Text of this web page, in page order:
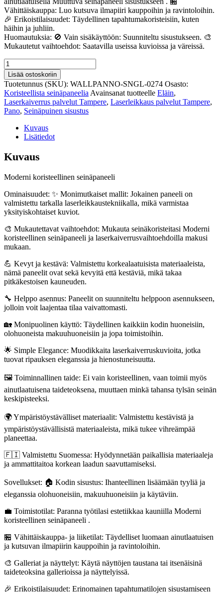
Vähittäiskauppa: Luo kutsuva ilmapiiri kauppoihin ja ravintoloihin.
🎉 Erikoistilaisuudet: Täydellinen tapahtumakoristeisiin, kuten
häihin ja juhliin.
Huomautuksia: 🚫 Vain sisäkäyttöön: Suunniteltu sisustukseen. 🎨
Mukautetut vaihtoehdot: Saatavilla useissa kuvioissa ja väreissä.
Muuttuva
seinäpaneeli
sisustukseen
274
määrä
Lisää ostoskoriin
Tuotetunnus (SKU): WALLPANNO-SNGL-0274 Osasto:
Koristeellista seinäpaneelia Avainsanat tuotteelle Eläin,
Laserkaiverrus palvelut Tampere, Laserleikkaus palvelut Tampere,
Pano, Seinäpuinen sisustus
Kuvaus
Lisätiedot
Kuvaus
Moderni koristeellinen seinäpaneeli
Ominaisuudet: ✨ Monimutkaiset mallit: Jokainen paneeli on
valmistettu tarkalla laserleikkaustekniikalla, mikä varmistaa
yksityiskohtaiset kuviot.
🎨 Mukautettavat vaihtoehdot: Mukauta seinäkoristeitasi Moderni
koristeellinen seinäpaneeli ja laserkaiverrusvaihtoehdoilla makusi
mukaan.
💪 Kevyt ja kestävä: Valmistettu korkealaatuisista materiaaleista,
nämä paneelit ovat sekä kevyitä että kestäviä, mikä takaa
pitkäkestoisen kauneuden.
🔧 Helppo asennus: Paneelit on suunniteltu helppoon asennukseen,
jolloin voit laajentaa tilaa vaivattomasti.
🏡 Monipuolinen käyttö: Täydellinen kaikkiin kodin huoneisiin,
olohuoneista makuuhuoneisiin ja jopa toimistoihin.
🌟 Simple Elegance: Muodikkaita laserkaiverruskuvioita, jotka
tuovat ripauksen eleganssia ja hienostuneisuutta.
🖼️ Toiminnallinen taide: Ei vain koristeellinen, vaan toimii myös
ainutlaatuisena taideteoksena, muuttaen minkä tahansa tylsän seinän
keskipisteeksi.
🌍 Ympäristöystävälliset materiaalit: Valmistettu kestävistä ja
ympäristöystävällisistä materiaaleista, mikä tukee vihreämpää
planeettaa.
🇫🇮 Valmistettu Suomessa: Hyödynnetään paikallisia materiaaleja
ja ammattitaitoa korkean laadun saavuttamiseksi.
Sovellukset: 🏠 Kodin sisustus: Ihanteellinen lisäämään tyyliä ja
eleganssia olohuoneisiin, makuuhuoneisiin ja käytäviin.
💼 Toimistotilat: Paranna työtilasi estetiikkaa kauniilla Moderni
koristeellinen seinäpaneeli .
🏪 Vähittäiskauppa- ja liiketilat: Täydelliset luomaan ainutlaatuisen
ja kutsuvan ilmapiirin kauppoihin ja ravintoloihin.
🎨 Galleriat ja näyttelyt: Käytä näyttöjen taustana tai itsenäisinä
taideteoksina gallerioissa ja näyttelyissä.
🎉 Erikoistilaisuudet: Erinomainen tapahtumatilojen sisustamiseen